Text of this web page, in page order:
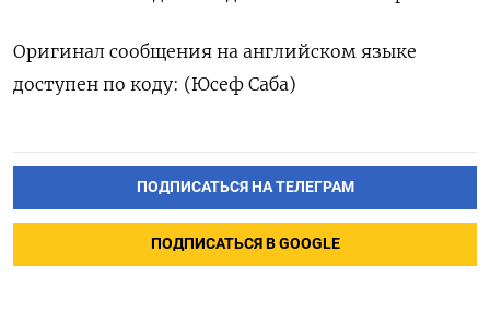
Оригинал сообщения на английском языке
доступен по коду: (Юсеф Саба)
ПОДПИСАТЬСЯ НА ТЕЛЕГРАМ
ПОДПИСАТЬСЯ В GOOGLE